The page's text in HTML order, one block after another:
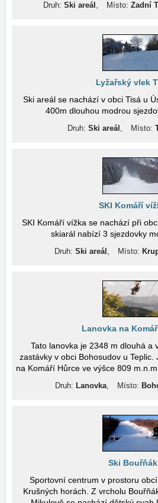
Druh: Ski areál , Místo: Zadní
Lyžařský vlek
Ski areál se nachází v obci Tisá u
400m dlouhou modrou
Druh: Ski areál , Místo:
SKI Komáří
SKI Komáří vížka se nachází při
skiarál nabízí 3 sjezdovky
Druh: Ski areál , Místo:
Lanovka na
Tato lanovka je 2348 m dlouhá a
zastávky v obci Bohosudov u
na Komáří Hůrce ve výšce 809
Druh: Lanovka, Místo:
Ski Bouřňák
Sportovní centrum v prostoru
Krušných horách. Z vrcholu